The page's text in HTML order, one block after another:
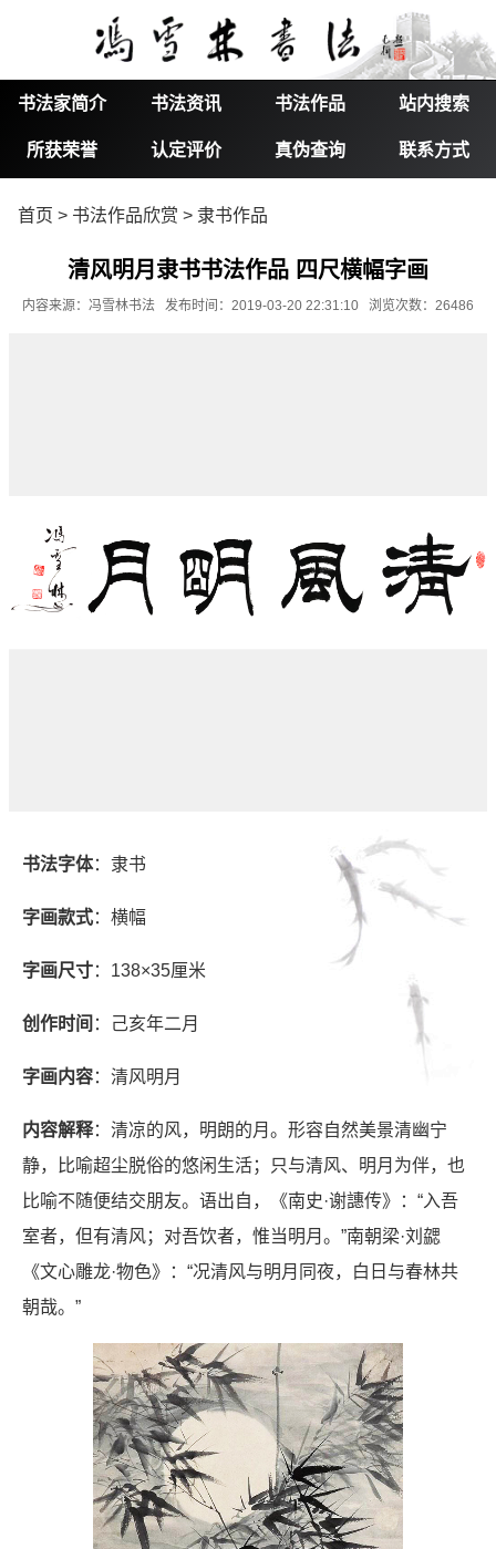
书法家简介 书法资讯 书法作品 站内搜索
所获荣誉 认定评价 真伪查询 联系方式
首页 > 书法作品欣赏 > 隶书作品
清风明月隶书书法作品 四尺横幅字画
内容来源：冯雪林书法 发布时间：2019-03-20 22:31:10 浏览次数：26486
书法字体：隶书
字画款式：横幅
字画尺寸：138×35厘米
创作时间 ：己亥年二月
字画内容：清风明月
内容解释：清凉的风，明朗的月。形容自然美景清幽宁
静，比喻超尘脱俗的悠闲生活；只与清风、明月为伴，也
比喻不随便结交朋友。语出自，《南史·谢譓传》：“入吾
室者，但有清风；对吾饮者，惟当明月。”南朝梁·刘勰
《文心雕龙·物色》：“况清风与明月同夜，白日与春林共
朝哉。”